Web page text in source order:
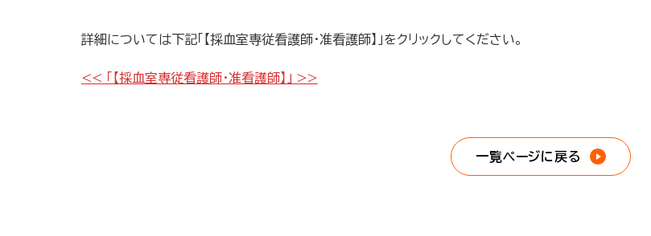
詳細については下記「【採血室専従看護師・准看護師】」をクリックしてください。
<< 「【採血室専従看護師・准看護師】」 >>
一覧ページに戻る